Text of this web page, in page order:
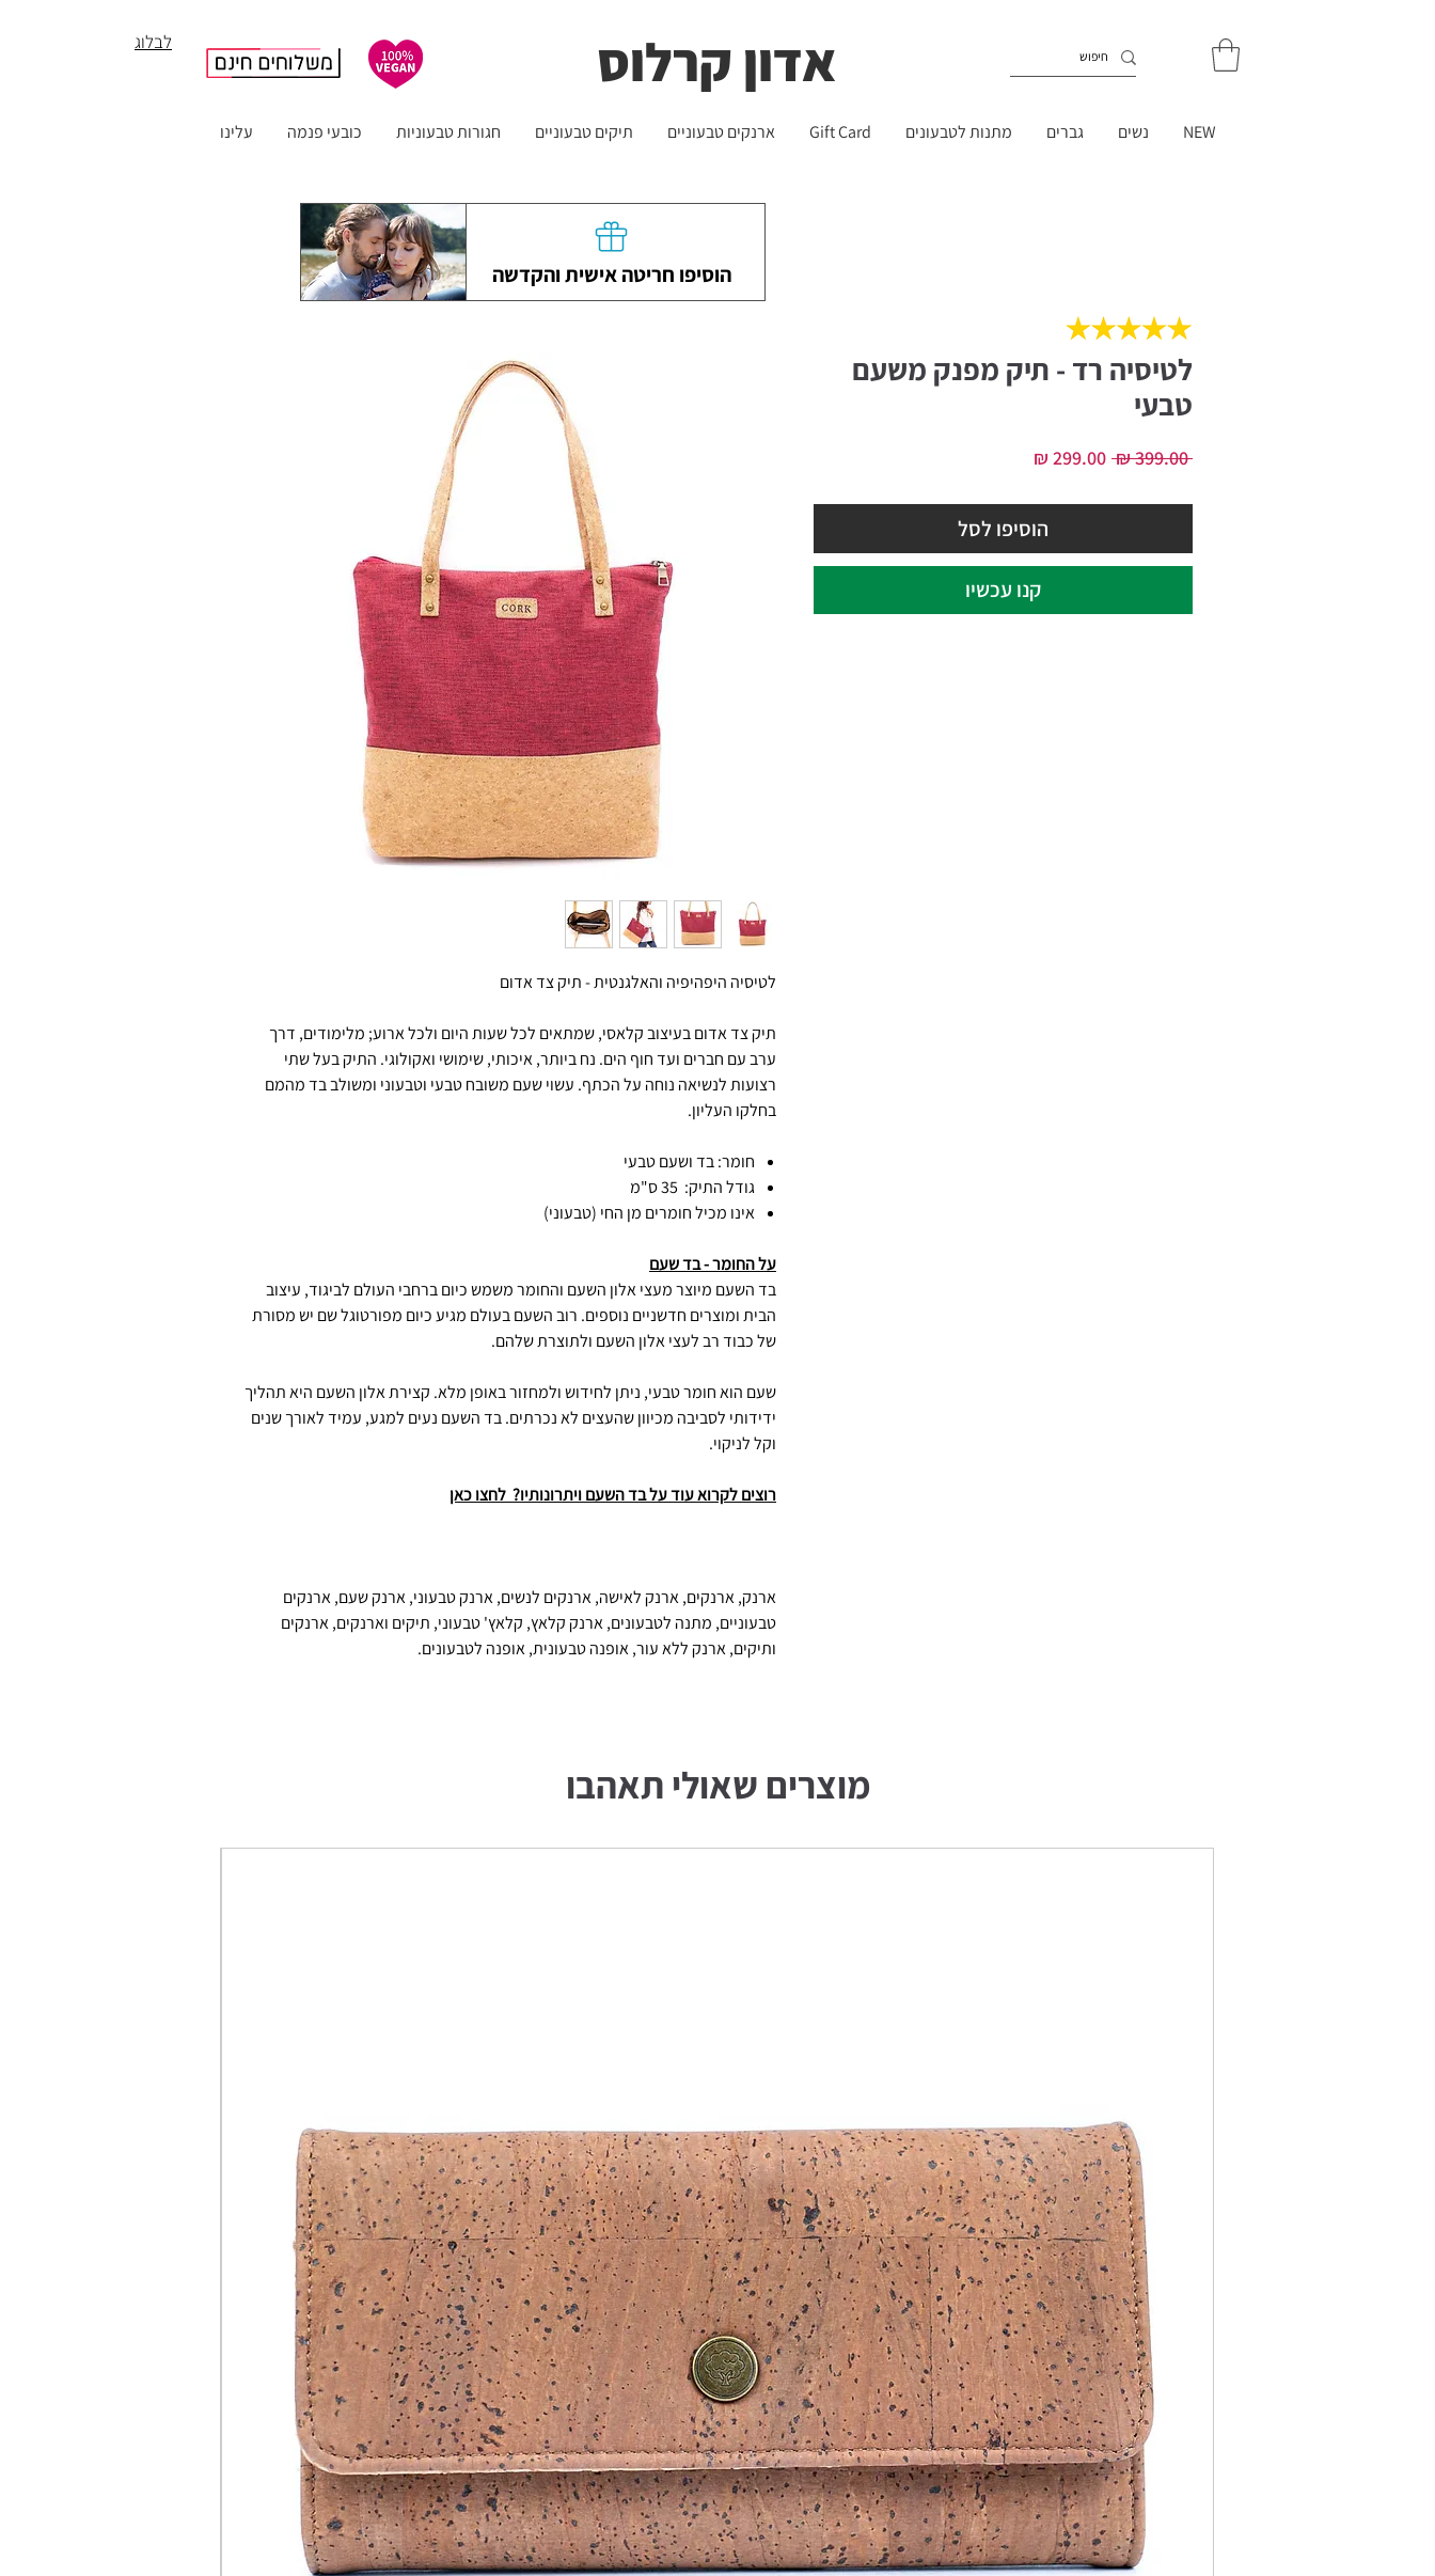
לבלוג אדון קרלוס
NEW נשים גברים מתנות לטבעונים Gift Card ארנקים טבעוניים תיקים טבעוניים חגורות טבעוניות כובעי פנמה עלינו
הוסיפו חריטה אישית והקדשה
לטיסיה היפהיפיה והאלגנטית - תיק צד אדום
תיק צד אדום בעיצוב קלאסי, שמתאים לכל שעות היום ולכל ארוע; מלימודים, דרך
ערב עם חברים ועד חוף הים. נח ביותר, איכותי, שימושי ואקולוגי. התיק בעל שתי
רצועות לנשיאה נוחה על הכתף. עשוי שעם משובח טבעי וטבעוני ומשולב בד מהמם
בחלקו העליון.
חומר: בד ושעם טבעי
גודל התיק: 35 ס"מ
אינו מכיל חומרים מן החי (טבעוני)
על החומר - בד שעם
בד השעם מיוצר מעצי אלון השעם והחומר משמש כיום ברחבי העולם לביגוד, עיצוב
הבית ומוצרים חדשניים נוספים. רוב השעם בעולם מגיע כיום מפורטוגל שם יש מסורת
של כבוד רב לעצי אלון השעם ולתוצרת שלהם.
שעם הוא חומר טבעי, ניתן לחידוש ולמחזור באופן מלא. קצירת אלון השעם היא תהליך
ידידותי לסביבה מכיוון שהעצים לא נכרתים. בד השעם נעים למגע, עמיד לאורך שנים
וקל לניקוי.
רוצים לקרוא עוד על בד השעם ויתרונותיו? לחצו כאן
ארנק, ארנקים, ארנק לאישה, ארנקים לנשים, ארנק טבעוני, ארנק שעם, ארנקים
טבעוניים, מתנה לטבעונים, ארנק קלאץ, קלאץ' טבעוני, תיקים וארנקים, ארנקים
ותיקים, ארנק ללא עור, אופנה טבעונית, אופנה לטבעונים.
לטיסיה רד - תיק מפנק משעם
טבעי
‏399.00 ‏₪
מחיר
הוסיפו לסל
קנו עכשיו
מוצרים שאולי תאהבו